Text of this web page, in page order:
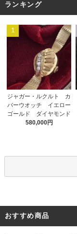
ランキング
1
ジャガー・ルクルト カ
バーウオッチ イエロー
ゴールド ダイヤモンド
580,000円
おすすめ商品